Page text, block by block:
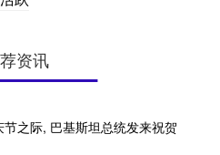
资讯
之际, 巴基斯坦总统发来祝贺